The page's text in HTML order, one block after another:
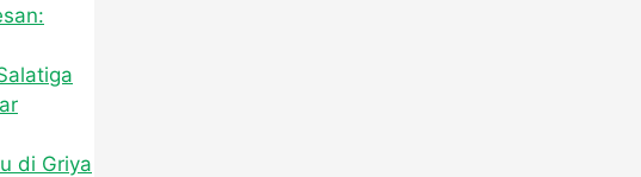
di Griya